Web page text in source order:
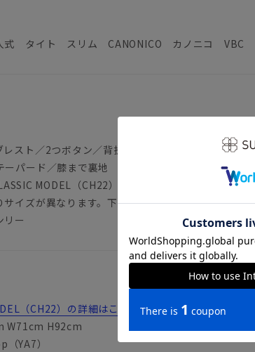
式 タイト スリム CANONICO カノニコ VBC
スト／2つボタン／背抜き仕立て／本切羽／サイド
パード／膝まで裏地
MODEL（CH22）
イズが異なります。下記のサイズ詳細を必ずご確
リー
（CH22）の詳細はこちらからご覧ください。
W71cm H92cm
YA7）